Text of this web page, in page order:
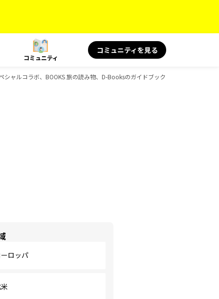
コミュニティ
コミュニティを見る
ャルコラボ、BOOKS 旅の読み物、D-Booksのガイドブック一覧
ーロッパ